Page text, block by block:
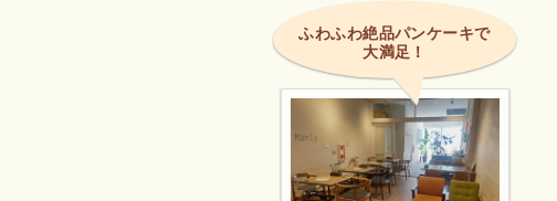
ふわふわ絶品パンケーキで
大満足！